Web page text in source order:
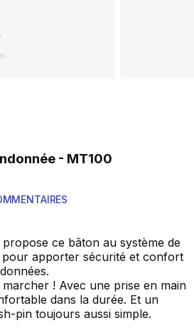
reviews
ce bâton au système de
pour apporter sécurité et confort
! Avec une prise en main
dans la durée. Et un
pin toujours aussi simple.